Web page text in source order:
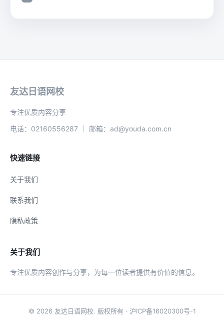
友达日语网校
专注优质内容分享
电话：02160556287 ｜ 邮箱：ad@youda.com.cn
快速链接
关于我们
联系我们
隐私政策
关于我们
专注优质内容创作与分享，为每一位读者提供有价值的信息。
© 2026 友达日语网校. 版权所有 · 沪ICP备16020300号-1